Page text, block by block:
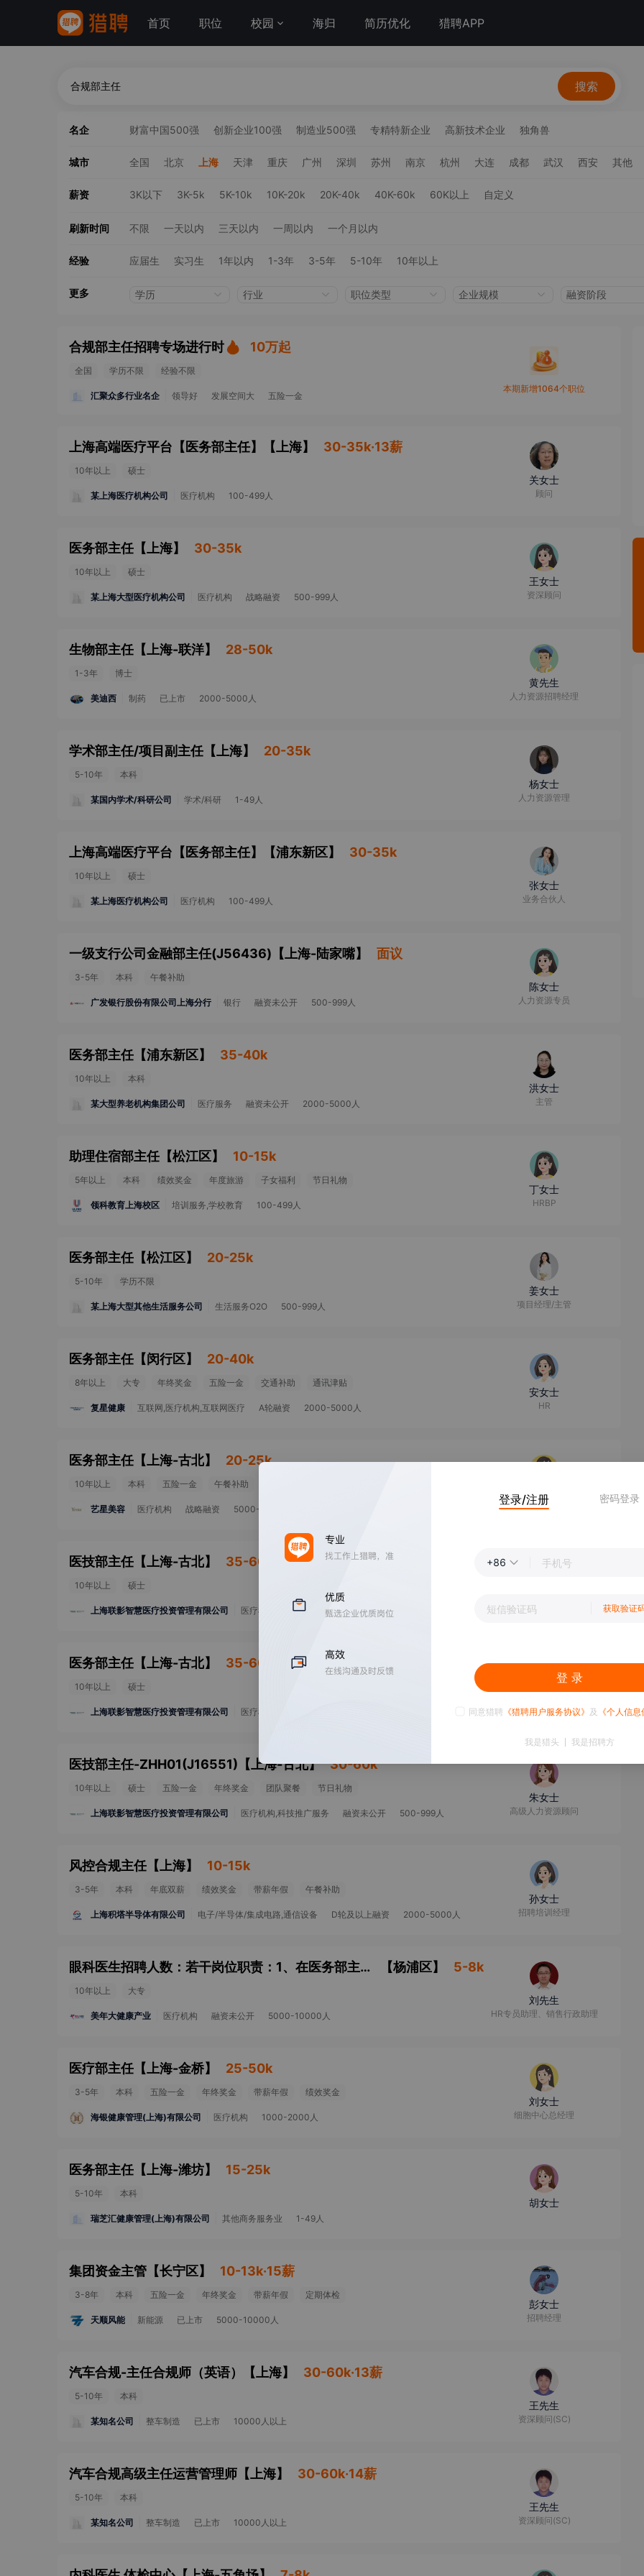
首页 职位 校园 海归 简历优化 猎聘APP
搜索
名企 财富中国500强 创新企业100强 制造业500强 专精特新企业 高新技术企业 独角兽
城市 全国 北京 上海 天津 重庆 广州 深圳 苏州 南京 杭州 大连 成都 武汉 西安 其他
薪资 3K以下 3K-5k 5K-10k 10K-20k 20K-40k 40K-60k 60K以上 自定义
刷新时间 不限 一天以内 三天以内 一周以内 一个月以内
经验 应届生 实习生 1年以内 1-3年 3-5年 5-10年 10年以上
更多 学历 行业 职位类型 企业规模 融资阶段
合规部主任招聘专场进行时 10万起
全国 学历不限 经验不限
汇聚众多行业名企 领导好 发展空间大 五险一金
本期新增1064个职位
上海高端医疗平台【医务部主任】 【 上海】 30-35k·13薪
10年以上 硕士
某上海医疗机构公司 医疗机构 100-499人
关女士
顾问
医务部主任 【 上海】 30-35k
10年以上 硕士
某上海大型医疗机构公司 医疗机构 战略融资 500-999人
王女士
资深顾问
生物部主任 【 上海-联洋】 28-50k
1-3年 博士
美迪西 制药 已上市 2000-5000人
黄先生
人力资源招聘经理
学术部主任/项目副主任 【 上海】 20-35k
5-10年 本科
某国内学术/科研公司 学术/科研 1-49人
杨女士
人力资源管理
上海高端医疗平台【医务部主任】 【浦东新区】 30-35k
10年以上 硕士
某上海医疗机构公司 医疗机构 100-499人
张女士
业务合伙人
一级支行公司金融部主任(J56436) 【 上海-陆家嘴】 面议
3-5年 本科 午餐补助
广发银行股份有限公司上海分行 银行 融资未公开 500-999人
陈女士
人力资源专员
医务部主任 【浦东新区】 35-40k
10年以上 本科
某大型养老机构集团公司 医疗服务 融资未公开 2000-5000人
洪女士
主管
助理住宿部主任 【松江区】 10-15k
5年以上 本科 绩效奖金 年度旅游 子女福利 节日礼物
领科教育上海校区 培训服务,学校教育 100-499人
丁女士
HRBP
医务部主任 【松江区】 20-25k
5-10年 学历不限
某上海大型其他生活服务公司 生活服务O2O 500-999人
姜女士
项目经理/主管
医务部主任 【闵行区】 20-40k
8年以上 大专 年终奖金 五险一金 交通补助 通讯津贴
复星健康 互联网,医疗机构,互联网医疗 A轮融资 2000-5000人
安女士
HR
医务部主任 【 上海-古北】 20-25k
10年以上 本科 五险一金 午餐补助
艺星美容 医疗机构 战略融资 5000-10000人
吴女士
招聘主管
医技部主任 【 上海-古北】 35-60k
10年以上 硕士
上海联影智慧医疗投资管理有限公司 医疗机构,科技推广服务 融资未公开 薪酬福利专员
医务部主任 【 上海-古北】 35-60k
10年以上 硕士
上海联影智慧医疗投资管理有限公司 医疗机构,科技推广服务
林女士
薪酬福利专员
医技部主任-ZHH01(J16551) 【 上海-古北】 30-60k
10年以上 硕士 五险一金 年终奖金 团队聚餐 节日礼物
上海联影智慧医疗投资管理有限公司 医疗机构,科技推广服务 融资未公开 500-999人
朱女士
高级人力资源顾问
风控合规主任 【 上海】 10-15k
3-5年 本科 年底双薪 绩效奖金 带薪年假 午餐补助
上海积塔半导体有限公司 电子/半导体/集成电路,通信设备 D轮及以上融资 2000-5000人
孙女士
招聘培训经理
眼科医生招聘人数：若干岗位职责：1、在医务部主任的领导下，开展中心医疗体检工作；2、严防医疗差错事故，一旦发生，有责任及时向 【杨浦区】 5-8k
10年以上 大专
美年大健康产业 医疗机构 融资未公开 5000-10000人
刘先生
HR专员助理、销售行政助理
医疗部主任 【 上海-金桥】 25-50k
3-5年 本科 五险一金 年终奖金 带薪年假 绩效奖金
海银健康管理(上海)有限公司 医疗机构 1000-2000人
刘女士
细胞中心总经理
医务部主任 【 上海-潍坊】 15-25k
5-10年 本科
瑞芝汇健康管理(上海)有限公司 其他商务服务业 1-49人
胡女士
集团资金主管 【长宁区】 10-13k·15薪
3-8年 本科 五险一金 年终奖金 带薪年假 定期体检
天顺风能 新能源 已上市 5000-10000人
彭女士
招聘经理
汽车合规-主任合规师（英语） 【 上海】 30-60k·13薪
5-10年 本科
某知名公司 整车制造 已上市 10000人以上
王先生
资深顾问(SC)
汽车合规高级主任运营管理师 【 上海】 30-60k·14薪
5-10年 本科
某知名公司 整车制造 已上市 10000人以上
王先生
资深顾问(SC)
登录/注册 密码登录
+86
获取验证
登 录
同意猎聘 《猎聘用户服务协议》 及 《个人信
我是猎头 我是招聘方